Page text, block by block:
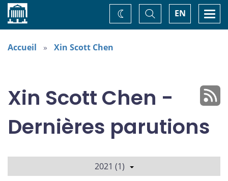
Accueil EN
Basculer
la
recherche
Changez
de
Accueil Xin Scott Chen
Xin Scott Chen -
Dernières parutions
2021 (1)